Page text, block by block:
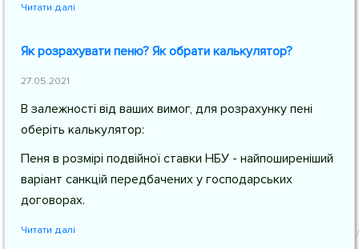
Читати далі
Як розрахувати пеню? Як обрати калькулятор?
27.05.2021
В залежності від ваших вимог, для розрахунку пені
оберіть калькулятор:
Пеня в розмірі подвійної ставки НБУ - найпоширеніший
варіант санкцій передбачених у господарських
договорах.
Читати далі